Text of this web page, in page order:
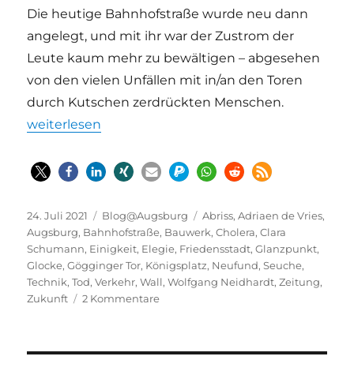
Die heutige Bahnhofstraße wurde neu dann
angelegt, und mit ihr war der Zustrom der
Leute kaum mehr zu bewältigen – abgesehen
von den vielen Unfällen mit in/an den Toren
durch Kutschen zerdrückten Menschen.
„Elegie auf den Abriss des Gögginger Tors |
weiterlesen
Veröffentlicht
am
24. Juli 2021 Kategorien
Blog@Augsburg Schlagwörter
Abriss,Adriaen de Vries,
Augsburg, Bahnhofstraße, Bauwerk,Cholera,Clara
Schumann, Einigkeit, Elegie, Friedensstadt,Glanzpunkt,
Glocke,Gögginger Tor, Königsplatz, Neufund,Seuche,
Technik,Tod,Verkehr,Wall,Wolfgang Neidhardt,Zeitung,
Zukunft
2 Kommentarezu